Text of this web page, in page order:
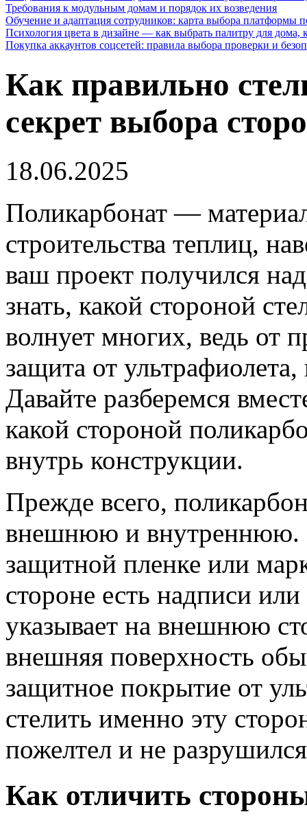
Требования к модульным домам и порядок их возведения
Обучение и адаптация сотрудников: карта выбора платформы
Психология цвета в дизайне — как выбрать палитру для дома,
Покупка аккаунтов соцсетей: правила выбора проверки и
Как правильно
секрет выбора
18.06.2025
Поликарбонат —
строительства теплиц,
ваш проект получился
знать, какой стороной
волнует многих, ведь от
защита от
Давайте разберемся
какой стороной
внутрь конструкции.
Прежде всего,
внешнюю и внутреннюю.
защитной пленке или
стороне есть надписи
указывает на внешнюю
внешняя поверхность
защитное покрытие от
стелить именно эту
пожелтел и не
Как отличить